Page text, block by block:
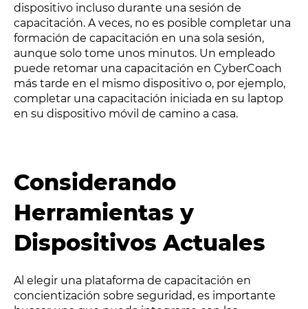
dispositivo incluso durante una sesión de
capacitación. A veces, no es posible completar una
formación de capacitación en una sola sesión,
aunque solo tome unos minutos. Un empleado
puede retomar una capacitación en CyberCoach
más tarde en el mismo dispositivo o, por ejemplo,
completar una capacitación iniciada en su laptop
en su dispositivo móvil de camino a casa.
Considerando
Herramientas y
Dispositivos Actuales
Al elegir una plataforma de capacitación en
concientización sobre seguridad, es importante